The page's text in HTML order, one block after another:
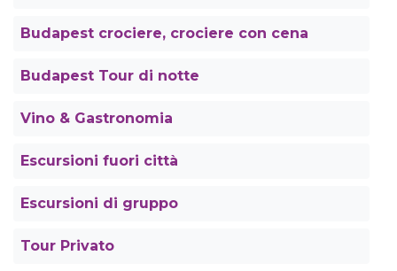
Budapest crociere, crociere con cena
Budapest Tour di notte
Vino & Gastronomia
Escursioni fuori città
Escursioni di gruppo
Tour Privato